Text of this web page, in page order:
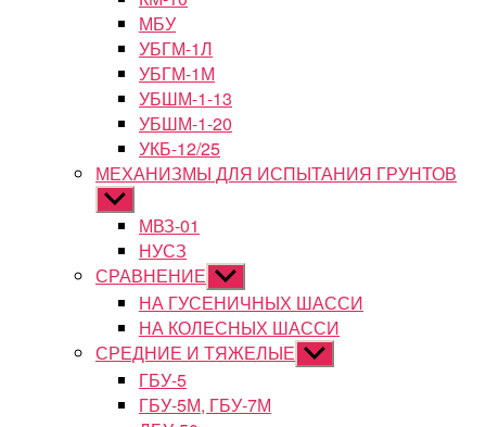
МБУ
УБГМ-1Л
УБГМ-1М
УБШМ-1-13
УБШМ-1-20
УКБ-12/25
МЕХАНИЗМЫ ДЛЯ ИСПЫТАНИЯ ГРУНТОВ
Показывать
подменюМВЗ-01
НУСЗ
СРАВНЕНИЕ Показывать
подменю
НА ГУСЕНИЧНЫХ ШАССИ
НА КОЛЕСНЫХ ШАССИ
СРЕДНИЕ И ТЯЖЕЛЫЕ Показывать
подменю
ГБУ-5
ГБУ-5М, ГБУ-7М